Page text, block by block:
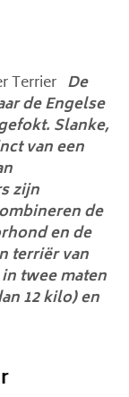
Terrier De
de Engelse
Slanke,
van een
zijn
de
en de
terriër van
twee maten
12 kilo) en